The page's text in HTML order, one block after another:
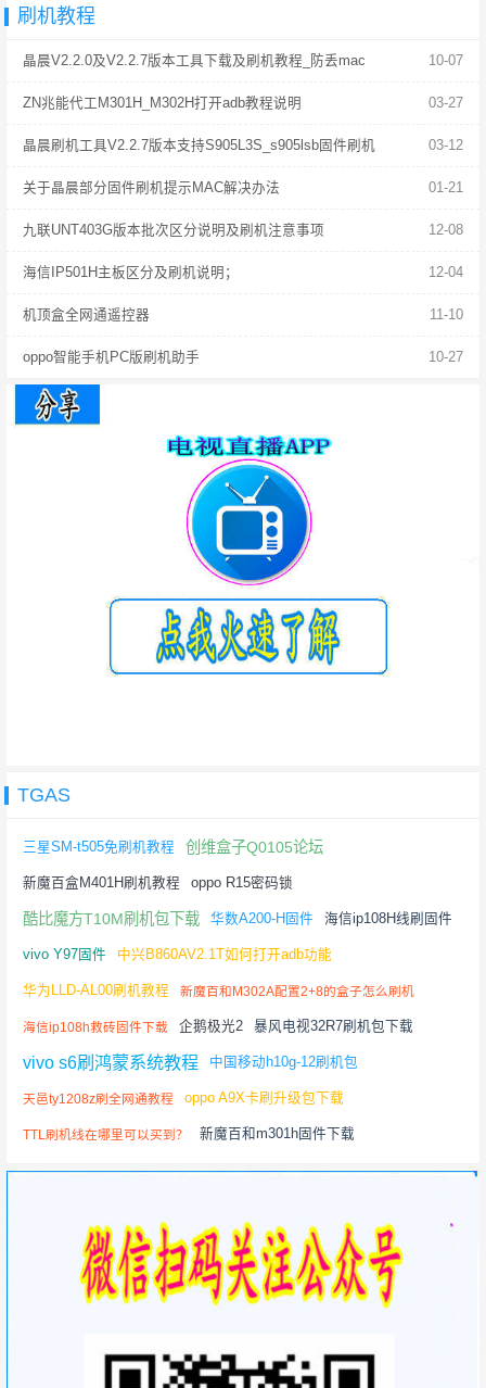
刷机教程
10-07
晶晨V2.2.0及V2.2.7版本工具下载及刷机教程_防丢mac
03-27
ZN兆能代工M301H_M302H打开adb教程说明
03-12
晶晨刷机工具V2.2.7版本支持S905L3S_s905lsb固件刷机
01-21
关于晶晨部分固件刷机提示MAC解决办法
12-08
九联UNT403G版本批次区分说明及刷机注意事项
12-04
海信IP501H主板区分及刷机说明；
11-10
机顶盒全网通遥控器
10-27
oppo智能手机PC版刷机助手
TGAS
三星SM-t505免刷机教程 创维盒子Q0105论坛
新魔百盒M401H刷机教程 oppo R15密码锁
酷比魔方T10M刷机包下载 华数A200-H固件 海信ip108H线刷固件
vivo Y97固件 中兴B860AV2.1T如何打开adb功能
华为LLD-AL00刷机教程 新魔百和M302A配置2+8的盒子怎么刷机
海信ip108h救砖固件下载 企鹅极光2 暴风电视32R7刷机包下载
vivo s6刷鸿蒙系统教程 中国移动h10g-12刷机包
天邑ty1208z刷全网通教程 oppo A9X卡刷升级包下载
TTL刷机线在哪里可以买到？ 新魔百和m301h固件下载